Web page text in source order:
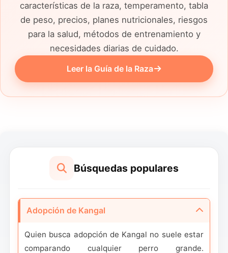
características de la raza, temperamento, tabla
de peso, precios, planes nutricionales, riesgos
para la salud, métodos de entrenamiento y
necesidades diarias de cuidado.
Leer la Guía de la Raza
Búsquedas populares
Adopción de Kangal
Quien busca adopción de Kangal no suele estar
comparando cualquier perro grande.